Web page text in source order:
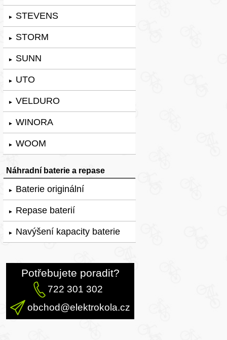
► STEVENS
► STORM
► SUNN
► UTO
► VELDURO
► WINORA
► WOOM
Náhradní baterie a repase
► Baterie originální
► Repase baterií
► Navýšení kapacity baterie
Potřebujete poradit?
722 301 302
obchod@elektrokola.cz